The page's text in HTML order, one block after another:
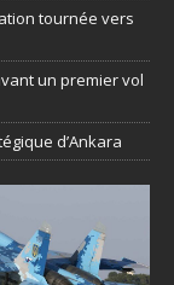
tournée vers
un premier vol
d’Ankara